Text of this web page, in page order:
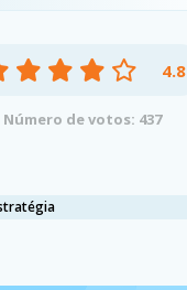
4.8
Número de votos: 437